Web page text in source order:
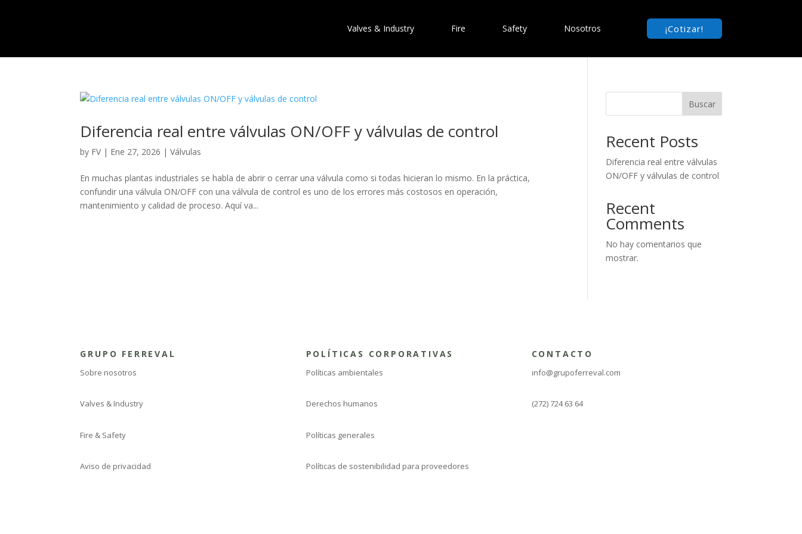
Valves & Industry Fire Safety Nosotros ¡Cotizar!
Diferencia real entre válvulas ON/OFF y válvulas de control
by FV| Ene 27, 2026 |Válvulas
En muchas plantas industriales se habla de abrir o cerrar una válvula como si todas hicieran lo mismo. En la práctica,
confundir una válvula ON/OFF con una válvula de control es uno de los errores más costosos en operación,
mantenimiento y calidad de proceso. Aquí va...
Buscar
Recent Posts
Diferencia real entre válvulas
ON/OFF y válvulas de control
Recent
Comments
No hay comentarios que
mostrar.
GRUPO FERREVAL
Sobre nosotros
Valves & Industry
Fire & Safety
Aviso de privacidad
POLÍTICAS CORPORATIVAS
Políticas ambientales
Derechos humanos
Políticas generales
Políticas de sostenibilidad para proveedores
CONTACTO
info@grupoferreval.com
(272) 724 63 64